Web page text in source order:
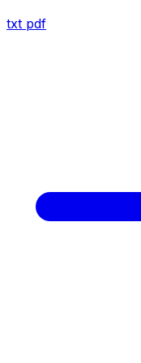
txt pdf